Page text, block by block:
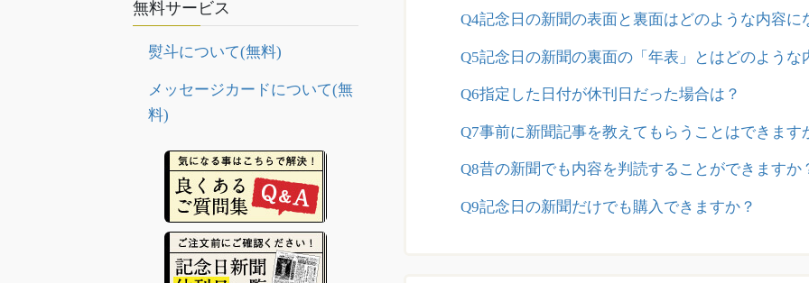
Q4記念日の新聞の表面と裏面はどのような内容に
Q5記念日の新聞の裏面の「年表」とはどのような
Q6指定した日付が休刊日だった場合は？
Q7事前に新聞記事を教えてもらうことはできます
Q8昔の新聞でも内容を判読することができますか
Q9記念日の新聞だけでも購入できますか？
無料サービス
熨斗について(無料)
メッセージカードについて(無
料)